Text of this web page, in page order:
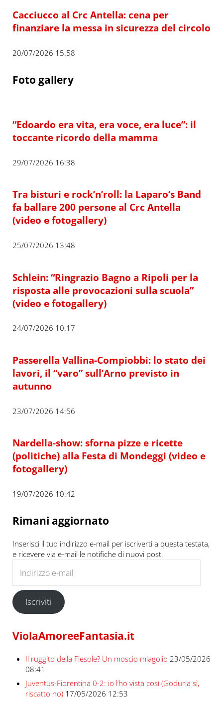
Cacciucco al Crc Antella: cena per
finanziare la messa in sicurezza del circolo
20/07/2026 15:58
Foto gallery
“Edoardo era vita, era voce, era luce”: il
toccante ricordo della mamma
29/07/2026 16:38
Tra bisturi e rock’n’roll: la Laparo’s Band
fa ballare 200 persone al Crc Antella
(video e fotogallery)
25/07/2026 13:48
Schlein: “Ringrazio Bagno a Ripoli per la
risposta alle provocazioni sulla scuola”
(video e fotogallery)
24/07/2026 10:17
Passerella Vallina-Compiobbi: lo stato dei
lavori, il “varo” sull’Arno previsto in
autunno
23/07/2026 14:56
Nardella-show: sforna pizze e ricette
(politiche) alla Festa di Mondeggi (video e
fotogallery)
19/07/2026 10:42
Rimani aggiornato
Inserisci il tuo indirizzo e-mail per iscriverti a questa testata,
e ricevere via e-mail le notifiche di nuovi post.
Iscriviti
ViolaAmoreeFantasia.it
Il ruggito della Fiesole? Un moscio miagolio 23/05/2026
08:41
Juventus-Fiorentina 0-2: io l’ho vista così (Goduria sì,
riscatto no) 17/05/2026 12:53